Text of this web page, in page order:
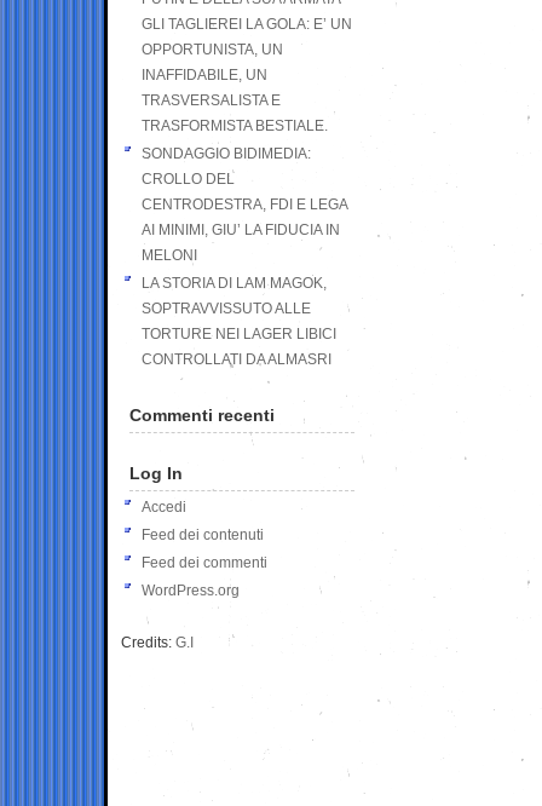
GLI TAGLIEREI LA GOLA: E’ UN
OPPORTUNISTA, UN
INAFFIDABILE, UN
TRASVERSALISTA E
TRASFORMISTA BESTIALE.
SONDAGGIO BIDIMEDIA:
CROLLO DEL
CENTRODESTRA, FDI E LEGA
AI MINIMI, GIU’ LA FIDUCIA IN
MELONI
LA STORIA DI LAM MAGOK,
SOPTRAVVISSUTO ALLE
TORTURE NEI LAGER LIBICI
CONTROLLATI DA ALMASRI
Commenti recenti
Log In
Accedi
Feed dei contenuti
Feed dei commenti
WordPress.org
Credits: G.I